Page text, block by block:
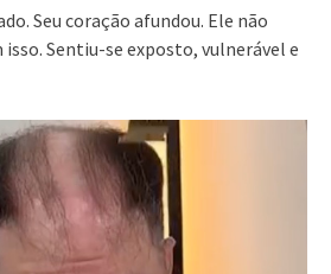
Seu coração afundou. Ele não
isso. Sentiu-se exposto, vulnerável e